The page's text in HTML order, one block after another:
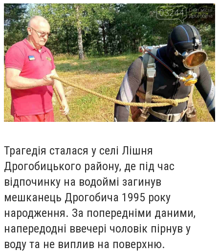
Трагедія сталася у селі Лішня
Дрогобицького району, де під час
відпочинку на водоймі загинув
мешканець Дрогобича 1995 року
народження. За попередніми даними,
напередодні ввечері чоловік пірнув у
воду та не виплив на поверхню.